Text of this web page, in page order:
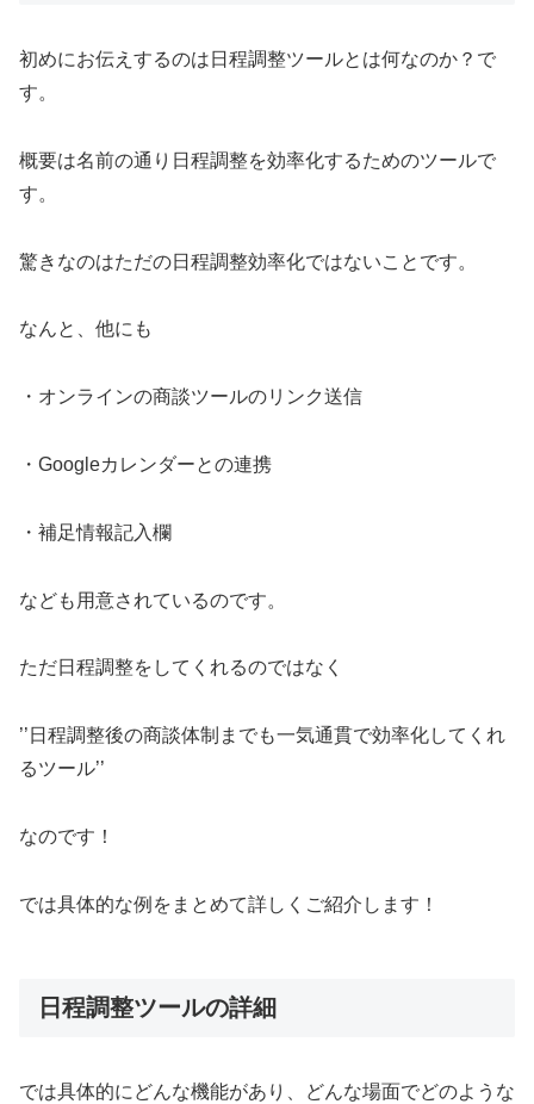
初めにお伝えするのは日程調整ツールとは何なのか？で
す。
概要は名前の通り日程調整を効率化するためのツールで
す。
驚きなのはただの日程調整効率化ではないことです。
なんと、他にも
・オンラインの商談ツールのリンク送信
・Googleカレンダーとの連携
・補足情報記入欄
なども用意されているのです。
ただ日程調整をしてくれるのではなく
’’日程調整後の商談体制までも一気通貫で効率化してくれ
るツール’’
なのです！
では具体的な例をまとめて詳しくご紹介します！
日程調整ツールの詳細
では具体的にどんな機能があり、どんな場面でどのような